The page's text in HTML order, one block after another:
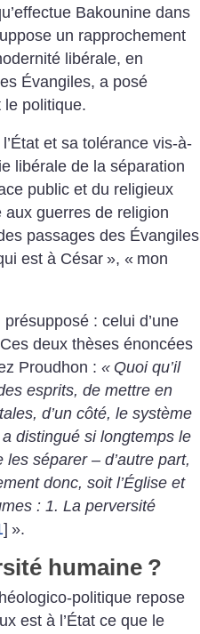
Bakounine dans
un rapprochement
libérale, en
Évangiles, a posé
politique.
et sa tolérance vis-à-
libérale de la séparation
public et du religieux
aux guerres de religion
passages des Évangiles
est à César », « mon
: celui d’une
deux thèses énoncées
Proudhon : « Quoi qu’il
esprits, de mettre en
d’un côté, le système
distingué si longtemps le
séparer – d’autre part,
donc, soit l’Église et
: 1. La perversité
] ».
humaine ?
politique repose
est à l’État ce que le